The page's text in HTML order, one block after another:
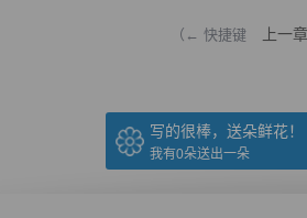
（← 快捷键 上一章
写的很棒，送朵鲜花！
我有0朵送出一朵